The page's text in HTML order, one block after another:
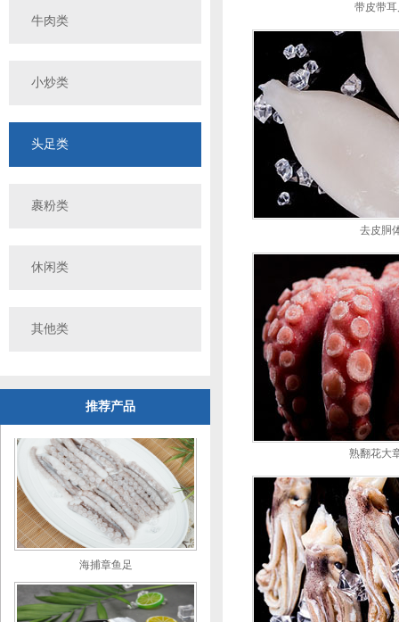
牛肉类
小炒类
头足类
裹粉类
休闲类
其他类
推荐产品
海捕章鱼足
带皮带
去皮胴
熟翻花大